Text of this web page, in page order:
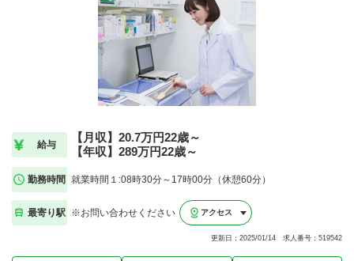
給与
【月収】20.7万円22歳～
【年収】289万円22歳～
勤務時間 就業時間１:08時30分～17時00分（休憩60分）
最寄り駅 ※お問い合わせください アクセス
更新日：2025/01/14 求人番号：519542